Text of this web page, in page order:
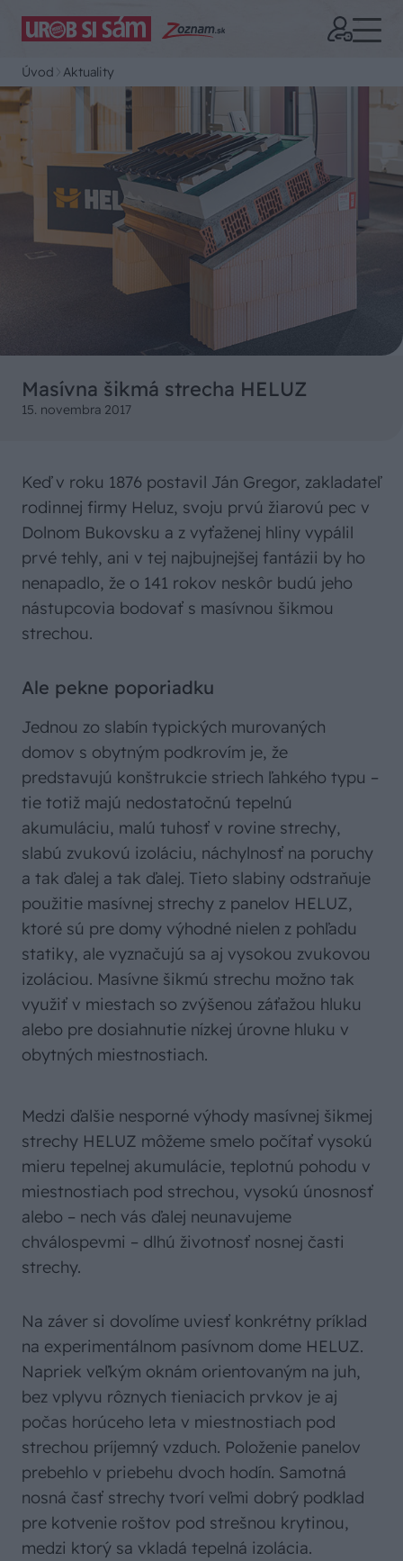
Úvod Aktuality
Masívna šikmá strecha HELUZ
15. novembra 2017
Keď v roku 1876 postavil Ján Gregor, zakladateľ
rodinnej firmy Heluz, svoju prvú žiarovú pec v
Dolnom Bukovsku a z vyťaženej hliny vypálil
prvé tehly, ani v tej najbujnejšej fantázii by ho
nenapadlo, že o 141 rokov neskôr budú jeho
nástupcovia bodovať s masívnou šikmou
strechou.
Ale pekne poporiadku
Jednou zo slabín typických murovaných
domov s obytným podkrovím je, že
predstavujú konštrukcie striech ľahkého typu –
tie totiž majú nedostatočnú tepelnú
akumuláciu, malú tuhosť v rovine strechy,
slabú zvukovú izoláciu, náchylnosť na poruchy
a tak ďalej a tak ďalej. Tieto slabiny odstraňuje
použitie masívnej strechy z panelov HELUZ,
ktoré sú pre domy výhodné nielen z pohľadu
statiky, ale vyznačujú sa aj vysokou zvukovou
izoláciou. Masívne šikmú strechu možno tak
využiť v miestach so zvýšenou záťažou hluku
alebo pre dosiahnutie nízkej úrovne hluku v
obytných miestnostiach.
Medzi ďalšie nesporné výhody masívnej šikmej
strechy HELUZ môžeme smelo počítať vysokú
mieru tepelnej akumulácie, teplotnú pohodu v
miestnostiach pod strechou, vysokú únosnosť
alebo – nech vás ďalej neunavujeme
chválospevmi – dlhú životnosť nosnej časti
strechy.
Na záver si dovolíme uviesť konkrétny príklad
na experimentálnom pasívnom dome HELUZ.
Napriek veľkým oknám orientovaným na juh,
bez vplyvu rôznych tieniacich prvkov je aj
počas horúceho leta v miestnostiach pod
strechou príjemný vzduch. Položenie panelov
prebehlo v priebehu dvoch hodín. Samotná
nosná časť strechy tvorí veľmi dobrý podklad
pre kotvenie roštov pod strešnou krytinou,
medzi ktorý sa vkladá tepelná izolácia.